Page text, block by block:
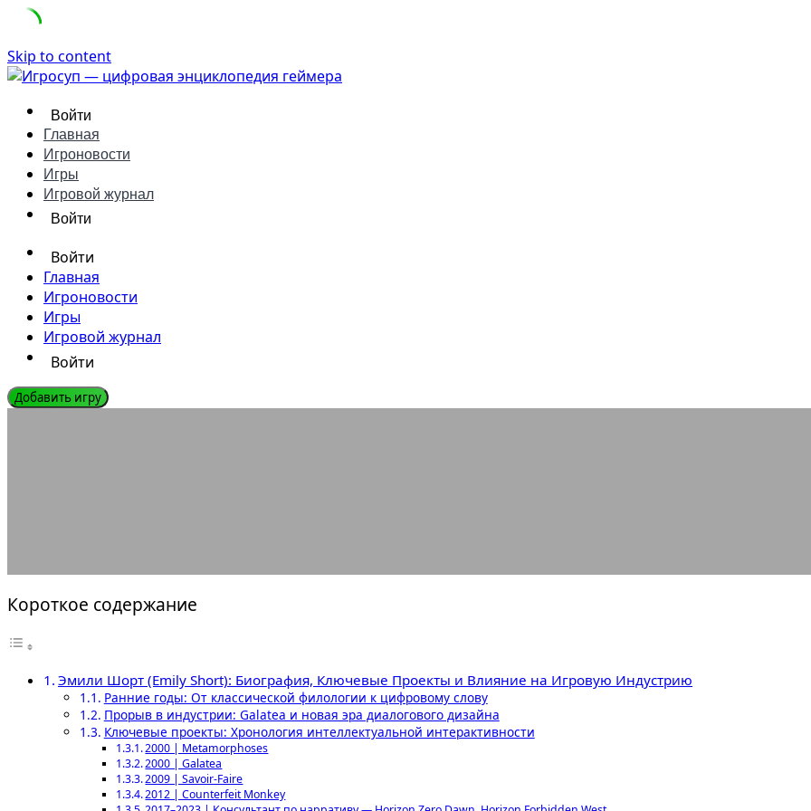
Skip to content
Войти
Главная
Игроновости
Игры
Игровой журнал
Войти
Войти
Главная
Игроновости
Игры
Игровой журнал
Войти
Добавить игру
Короткое содержание
Эмили Шорт (Emily Short): Биография, Ключевые Проекты и Влияние на Игровую Индустрию
Ранние годы: От классической филологии к цифровому слову
Прорыв в индустрии: Galatea и новая эра диалогового дизайна
Ключевые проекты: Хронология интеллектуальной интерактивности
2000 | Metamorphoses
2000 | Galatea
2009 | Savoir-Faire
2012 | Counterfeit Monkey